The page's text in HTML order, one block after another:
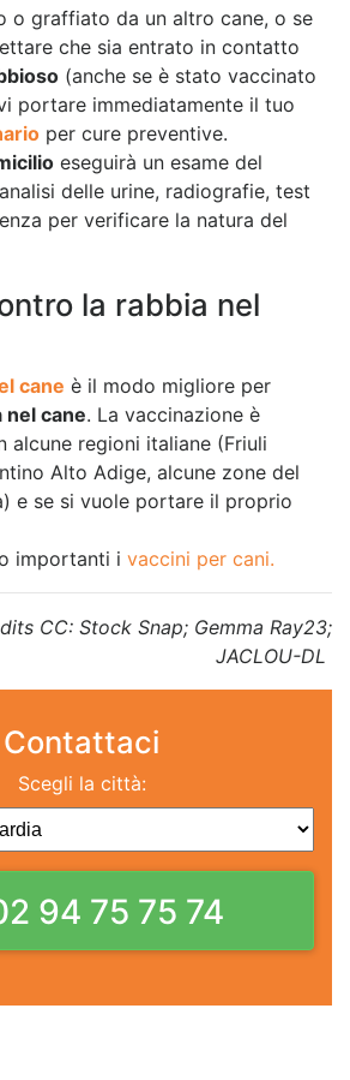
o graffiato da un altro cane, o se
che sia entrato in contatto
(anche se è stato vaccinato
portare immediatamente il tuo
per cure preventive.
eseguirà un esame del
delle urine, radiografie, test
per verificare la natura del
la rabbia nel
cane è il modo migliore per
nel cane. La vaccinazione è
alcune regioni italiane (Friuli
Alto Adige, alcune zone del
e se si vuole portare il proprio
importanti i vaccini per cani.
CC: Stock Snap; Gemma Ray23;
JACLOU-DL
Contattaci
Scegli la città:
94 75 75 74